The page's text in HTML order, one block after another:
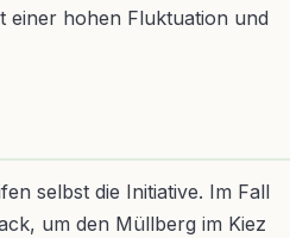
einer hohen Fluktuation und
selbst die Initiative. Im Fall
um den Müllberg im Kiez